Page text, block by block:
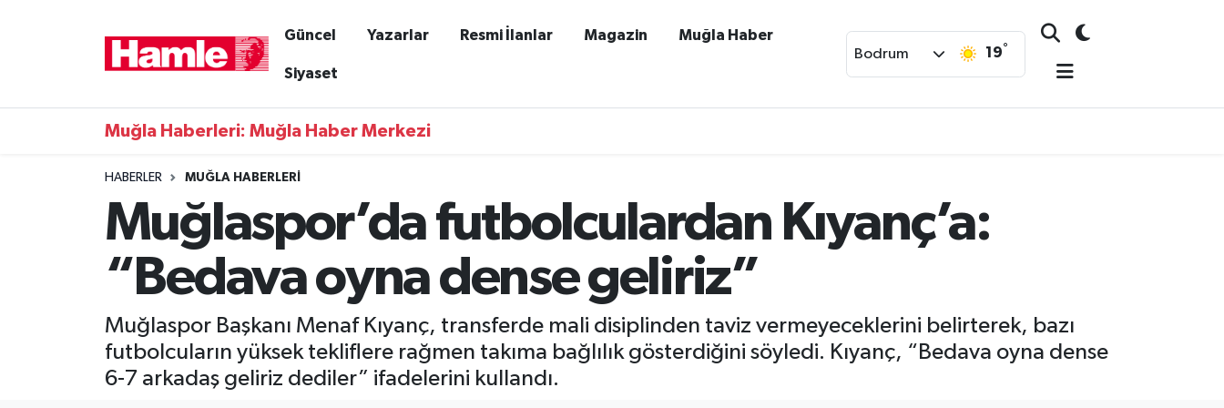
Güncel Yazarlar Resmi İlanlar Magazin Muğla Haber
Siyaset
Bodrum 19°
Muğla Haberleri: Muğla Haber Merkezi
HABERLER MUĞLA HABERLERI
Muğlaspor’da futbolculardan Kıyanç’a:
“Bedava oyna dense geliriz”
Muğlaspor Başkanı Menaf Kıyanç, transferde mali disiplinden taviz vermeyeceklerini belirterek, bazı
futbolcuların yüksek tekliflere rağmen takıma bağlılık gösterdiğini söyledi. Kıyanç, “Bedava oyna dense
6-7 arkadaş geliriz dediler” ifadelerini kullandı.
Magazin
Muğla Haber
Muğla Nöbetçi Eczaneler
Muğla Trafik Yoğunluk Haritası
Süper Lig Puan Durumu ve Fikstür
Son Dakika Haberleri